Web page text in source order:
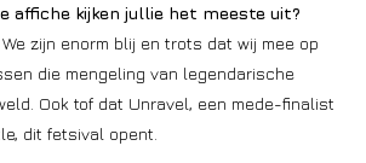
affiche kijken jullie het meeste uit?
zijn enorm blij en trots dat wij mee op
die mengeling van legendarische
Ook tof dat Unravel, een mede-finalist
dit fetsival opent.